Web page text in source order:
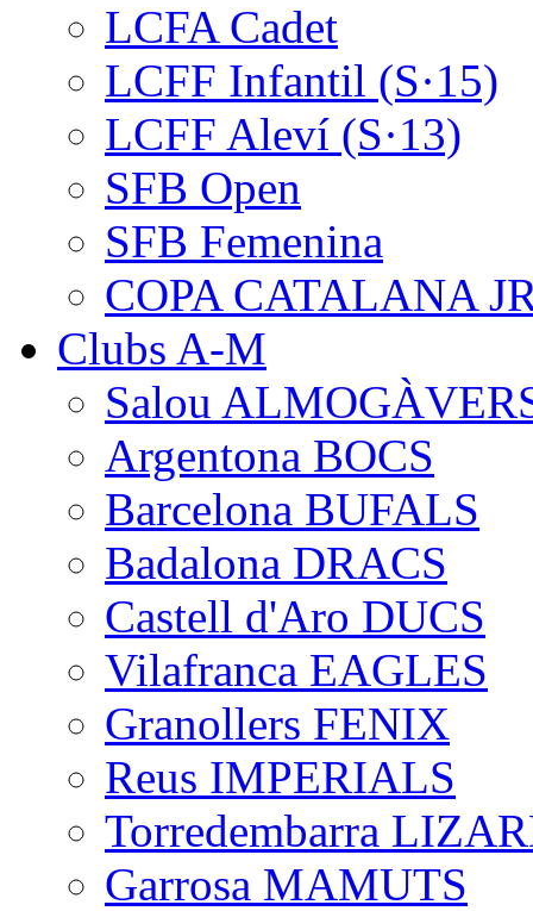
LCFA Cadet
LCFF Infantil (S·15)
LCFF Aleví (S·13)
SFB Open
SFB Femenina
COPA CATALANA
Clubs A-M
Salou
Argentona BOCS
Barcelona BUFALS
Badalona DRACS
Castell d'Aro DUCS
Vilafranca EAGLES
Granollers FENIX
Reus IMPERIALS
Torredembarra
Garrosa MAMUTS